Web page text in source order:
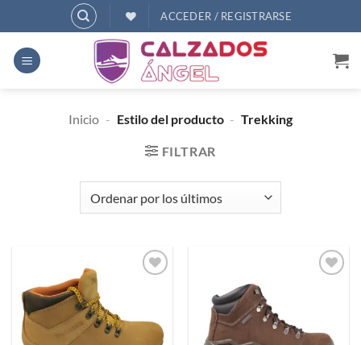
al
contenido
ACCEDER / REGISTRARSE
Inicio - Estilo del producto - Trekking
FILTRAR